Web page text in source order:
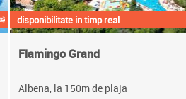
disponibilitate in timp real
Flamingo Grand
Albena, la 150m de plaja